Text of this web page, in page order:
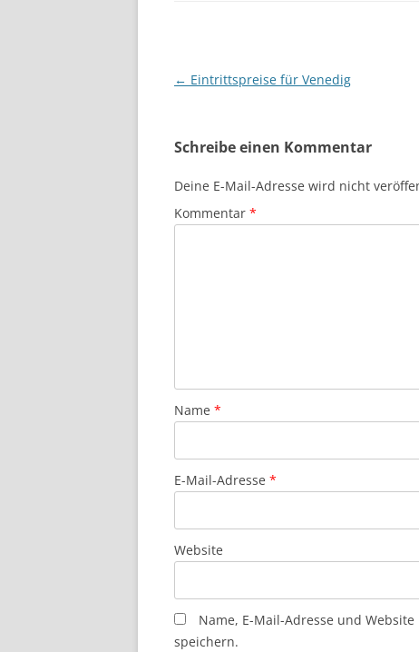
Beitragsnavigation
← Eintrittspreise für Venedig
Schreibe einen Kommentar
Deine E-Mail-Adresse wird nicht
Kommentar *
Name *
E-Mail-Adresse *
Website
Name, E-Mail-Adresse und
speichern.